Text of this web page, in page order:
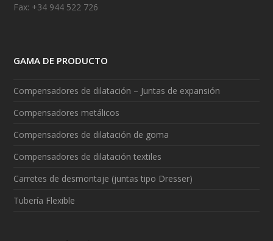
Fax: +34 944 522 726
GAMA DE PRODUCTO
Compensadores de dilatación – Juntas de expansión
Compensadores metálicos
Compensadores de dilatación de goma
Compensadores de dilatación textiles
Carretes de desmontaje (juntas tipo Dresser)
Tubería Flexible